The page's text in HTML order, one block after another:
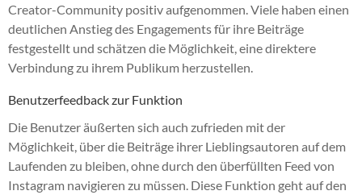
Creator-Community positiv aufgenommen. Viele haben einen
deutlichen Anstieg des Engagements für ihre Beiträge
festgestellt und schätzen die Möglichkeit, eine direktere
Verbindung zu ihrem Publikum herzustellen.
Benutzerfeedback zur Funktion
Die Benutzer äußerten sich auch zufrieden mit der
Möglichkeit, über die Beiträge ihrer Lieblingsautoren auf dem
Laufenden zu bleiben, ohne durch den überfüllten Feed von
Instagram navigieren zu müssen. Diese Funktion geht auf den